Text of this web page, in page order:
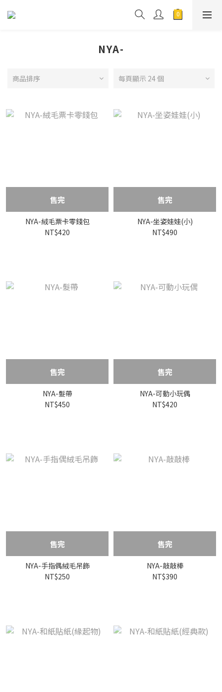
NYA-
商品排序 每頁顯示 24 個
售完
NYA-絨毛票卡零錢包
NT$420
售完
NYA-坐姿娃娃(小)
NT$490
售完
NYA-髮帶
NT$450
售完
NYA-可動小玩偶
NT$420
售完
NYA-手指偶絨毛吊飾
NT$250
售完
NYA-敲敲棒
NT$390